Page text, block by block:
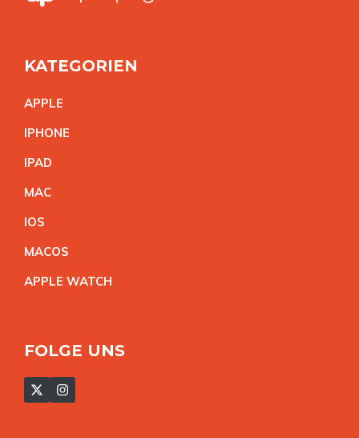
KATEGORIEN
APPLE
IPHONE
IPAD
MAC
IOS
MACOS
APPLE WATCH
FOLGE UNS